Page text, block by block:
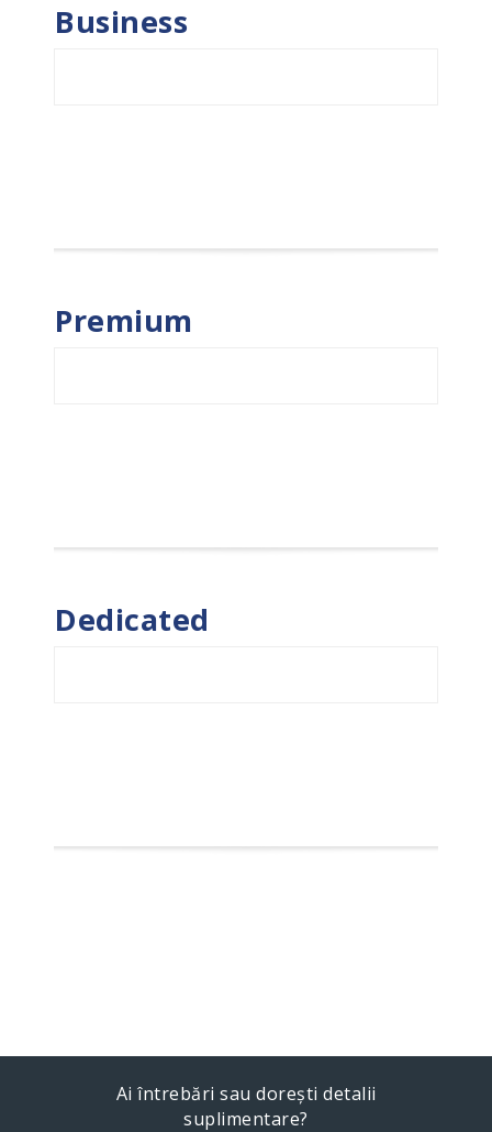
Business
Premium
Dedicated
Ai întrebări sau dorești detalii
suplimentare?